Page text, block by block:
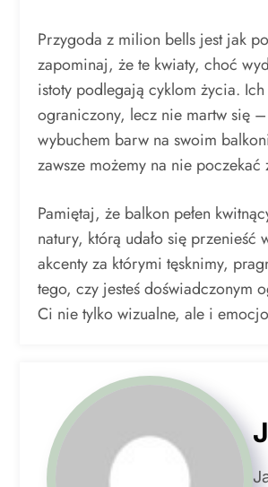
Przygoda z milion bells jest jak
zapominaj, że te kwiaty, choć
istoty podlegają cyklom życia.
ograniczony, lecz nie martw się
wybuchem barw na swoim
zawsze możemy na nie
Pamiętaj, że balkon pełen
natury, którą udało się
akcenty za którymi tęsknimy,
tego, czy jesteś doświadczonym
Ci nie tylko wizualne, ale i